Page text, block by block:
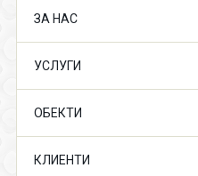
ЗА НАС
УСЛУГИ
ОБЕКТИ
КЛИЕНТИ